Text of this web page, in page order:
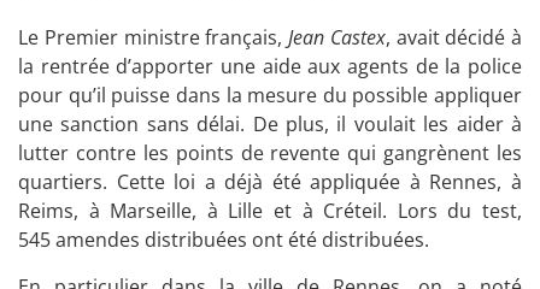
Le Premier ministre français, Jean Castex, avait décidé à
la rentrée d’apporter une aide aux agents de la police
pour qu’il puisse dans la mesure du possible appliquer
une sanction sans délai. De plus, il voulait les aider à
lutter contre les points de revente qui gangrènent les
quartiers. Cette loi a déjà été appliquée à Rennes, à
Reims, à Marseille, à Lille et à Créteil. Lors du test,
545 amendes distribuées ont été distribuées.